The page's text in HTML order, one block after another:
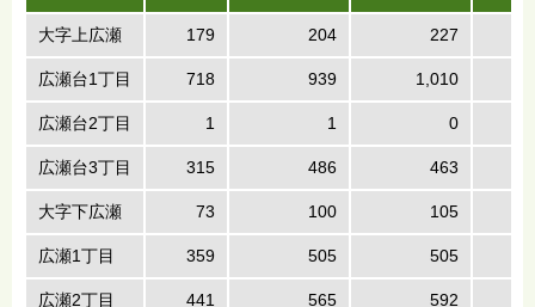
大字上広瀬 179 204 227
広瀬台1丁目 718 939 1,010
広瀬台2丁目 1 1 0
広瀬台3丁目 315 486 463
大字下広瀬 73 100 105
広瀬1丁目 359 505 505
広瀬2丁目 441 565 592